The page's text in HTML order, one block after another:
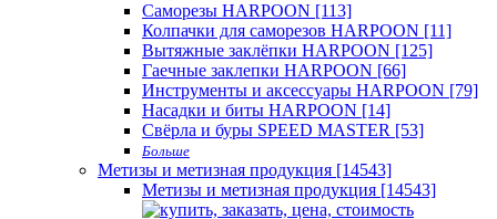
Саморезы HARPOON [113]
Колпачки для саморезов HARPOON [11]
Вытяжные заклёпки HARPOON [125]
Гаечные заклепки HARPOON [66]
Инструменты и аксессуары HARPOON [79]
Насадки и биты HARPOON [14]
Свёрла и буры SPEED MASTER [53]
Больше
Метизы и метизная продукция [14543]
Метизы и метизная продукция [14543]